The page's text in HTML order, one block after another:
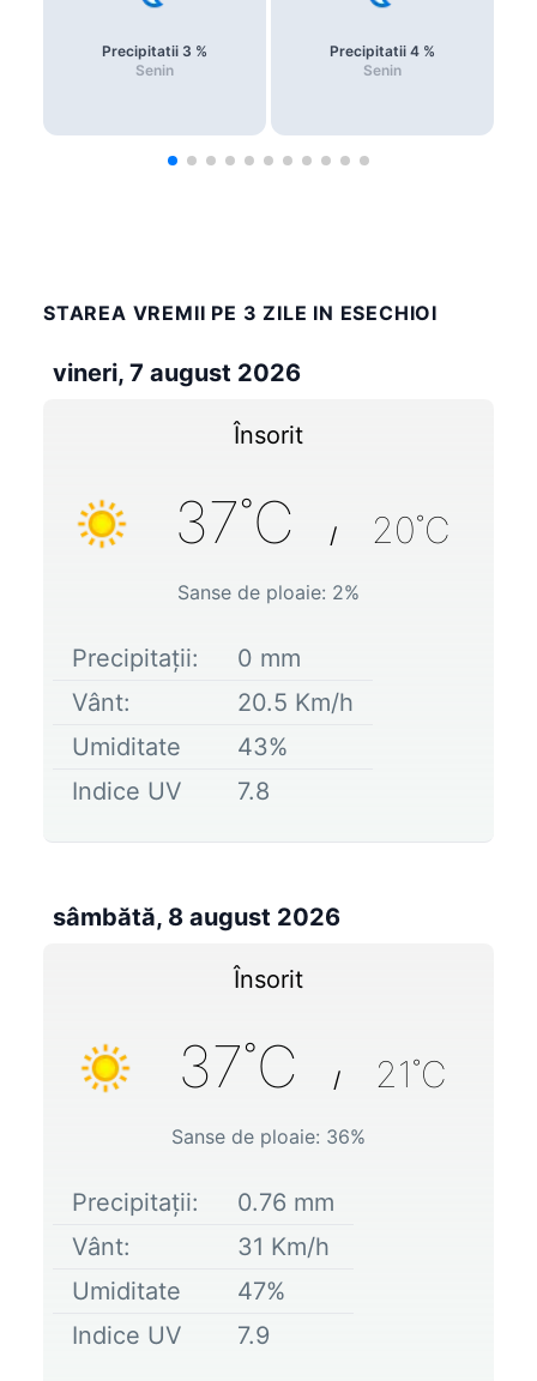
Precipitatii 3 %
Senin
Precipitatii 4 %
Senin
STAREA VREMII PE 3 ZILE IN ESECHIOI
vineri, 7 august 2026
Însorit
37˚C / 20˚C
Sanse de ploaie: 2%
Precipitații: 0 mm
Vânt:
20.5 Km/h
Umiditate
43%
Indice UV
7.8
sâmbătă, 8 august 2026
Însorit
37˚C / 21˚C
Sanse de ploaie: 36%
Precipitații: 0.76 mm
Vânt:
31 Km/h
Umiditate
47%
Indice UV
7.9